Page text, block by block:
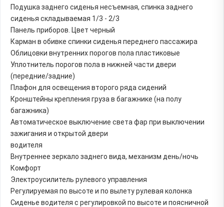
Подушка заднего сиденья несъемная, спинка заднего
сиденья складываемая 1/3 - 2/3
Панель приборов. Цвет черный
Карман в обивке спинки сиденья переднего пассажира
Облицовки внутренних порогов пола пластиковые
Уплотнитель порогов пола в нижней части двери
(передние/задние)
Плафон для освещения второго ряда сидений
Кронштейны крепления груза в багажнике (на полу
багажника)
Автоматическое выключение света фар при выключении
зажигания и открытой двери
водителя
Внутреннее зеркало заднего вида, механизм день/ночь
Комфорт
Электроусилитель рулевого управления
Регулируемая по высоте и по вылету рулевая колонка
Сиденье водителя с регулировкой по высоте и поясничной